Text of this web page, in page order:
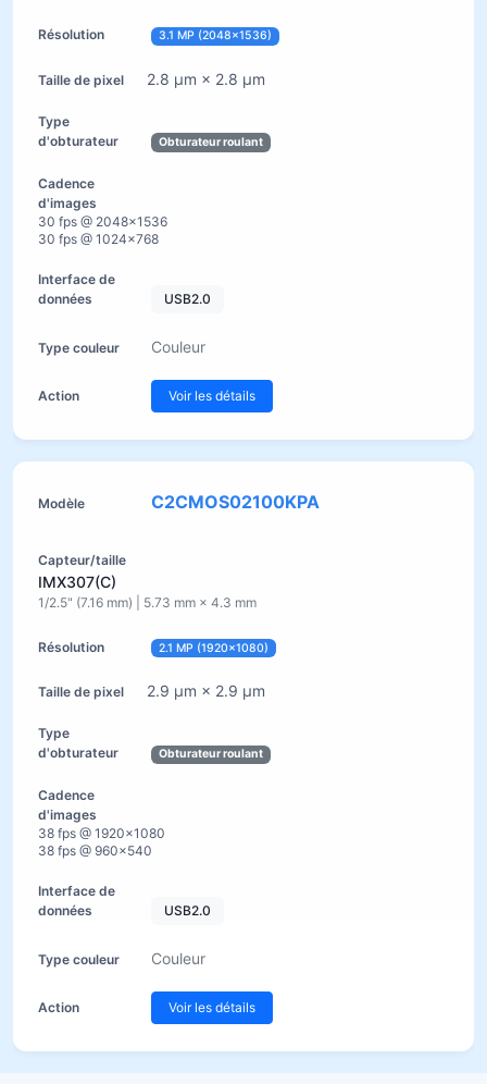
3.1 MP (2048×1536)
2.8 µm × 2.8 µm
Obturateur roulant
30 fps @ 2048×1536
30 fps @ 1024×768
USB2.0
Couleur
Voir les détails
C2CMOS02100KPA
IMX307(C)
1/2.5" (7.16 mm) | 5.73 mm × 4.3 mm
2.1 MP (1920×1080)
2.9 µm × 2.9 µm
Obturateur roulant
38 fps @ 1920×1080
38 fps @ 960×540
USB2.0
Couleur
Voir les détails